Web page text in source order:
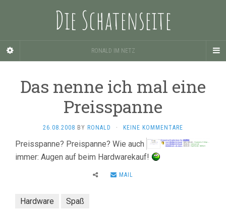
Die Schatenseite
RONALD IM NETZ
Das nenne ich mal eine
Preisspanne
26.08.2008 BY RONALD · KEINE KOMMENTARE
Preisspanne? Preispanne? Wie auch
immer: Augen auf beim Hardwarekauf!
MAIL
Hardware Spaß